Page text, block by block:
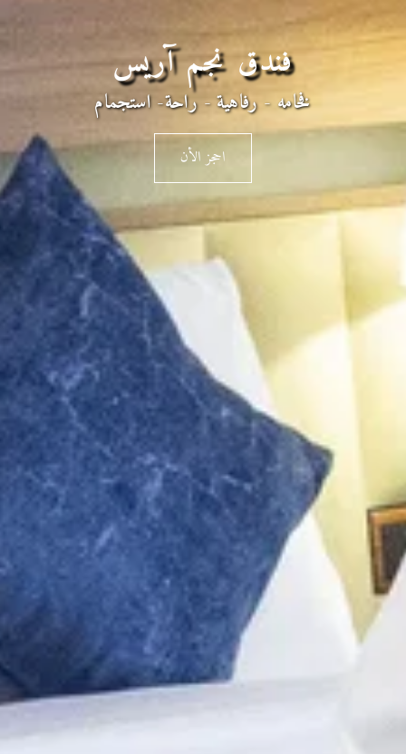
فندق نجم آريس
فخامه - رفاهية - راحة- استجمام
احجز الأن